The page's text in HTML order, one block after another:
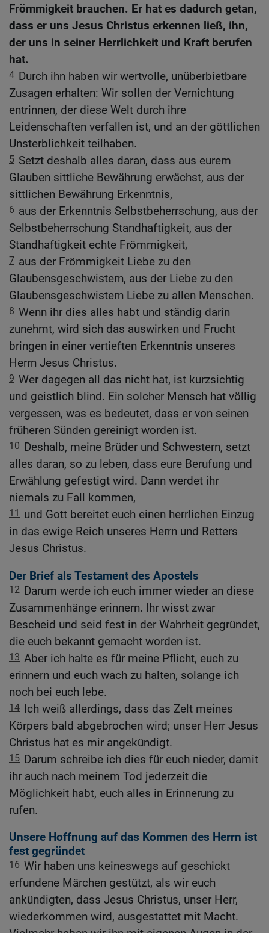
Frömmigkeit brauchen. Er hat es dadurch getan,
dass er uns Jesus Christus erkennen ließ, ihn,
der uns in seiner Herrlichkeit und Kraft berufen
hat.
4 Durch ihn haben wir wertvolle, unüberbietbare
Zusagen erhalten: Wir sollen der Vernichtung
entrinnen, der diese Welt durch ihre
Leidenschaften verfallen ist, und an der göttlichen
Unsterblichkeit teilhaben.
5 Setzt deshalb alles daran, dass aus eurem
Glauben sittliche Bewährung erwächst, aus der
sittlichen Bewährung Erkenntnis,
6 aus der Erkenntnis Selbstbeherrschung, aus der
Selbstbeherrschung Standhaftigkeit, aus der
Standhaftigkeit echte Frömmigkeit,
7 aus der Frömmigkeit Liebe zu den
Glaubensgeschwistern, aus der Liebe zu den
Glaubensgeschwistern Liebe zu allen Menschen.
8 Wenn ihr dies alles habt und ständig darin
zunehmt, wird sich das auswirken und Frucht
bringen in einer vertieften Erkenntnis unseres
Herrn Jesus Christus.
9 Wer dagegen all das nicht hat, ist kurzsichtig
und geistlich blind. Ein solcher Mensch hat völlig
vergessen, was es bedeutet, dass er von seinen
früheren Sünden gereinigt worden ist.
10 Deshalb, meine Brüder und Schwestern, setzt
alles daran, so zu leben, dass eure Berufung und
Erwählung gefestigt wird. Dann werdet ihr
niemals zu Fall kommen,
11
und Gott bereitet euch einen herrlichen Einzug
in das ewige Reich unseres Herrn und Retters
Jesus Christus.
Der Brief als Testament des Apostels
12 Darum werde ich euch immer wieder an diese
Zusammenhänge erinnern. Ihr wisst zwar
Bescheid und seid fest in der Wahrheit gegründet,
die euch bekannt gemacht worden ist.
13 Aber ich halte es für meine Pflicht, euch zu
erinnern und euch wach zu halten, solange ich
noch bei euch lebe.
14 Ich weiß allerdings, dass das Zelt meines
Körpers bald abgebrochen wird; unser Herr Jesus
Christus hat es mir angekündigt.
15 Darum schreibe ich dies für euch nieder, damit
ihr auch nach meinem Tod jederzeit die
Möglichkeit habt, euch alles in Erinnerung zu
rufen.
Unsere Hoffnung auf das Kommen des Herrn ist
fest gegründet
16 Wir haben uns keineswegs auf geschickt
erfundene Märchen gestützt, als wir euch
ankündigten, dass Jesus Christus, unser Herr,
wiederkommen wird, ausgestattet mit Macht.